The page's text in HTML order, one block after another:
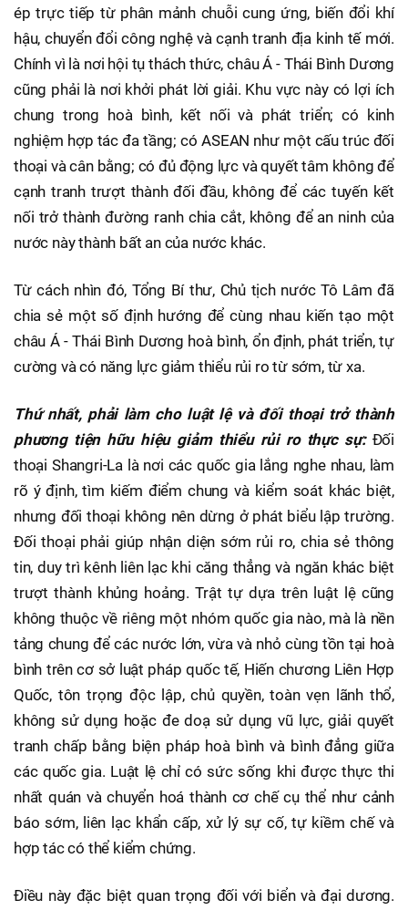
ép trực tiếp từ phân mảnh chuỗi cung ứng, biến đổi khí
hậu, chuyển đổi công nghệ và cạnh tranh địa kinh tế mới.
Chính vì là nơi hội tụ thách thức, châu Á - Thái Bình Dương
cũng phải là nơi khởi phát lời giải. Khu vực này có lợi ích
chung trong hoà bình, kết nối và phát triển; có kinh
nghiệm hợp tác đa tầng; có ASEAN như một cấu trúc đối
thoại và cân bằng; có đủ động lực và quyết tâm không để
cạnh tranh trượt thành đối đầu, không để các tuyến kết
nối trở thành đường ranh chia cắt, không để an ninh của
nước này thành bất an của nước khác.
Từ cách nhìn đó, Tổng Bí thư, Chủ tịch nước Tô Lâm đã
chia sẻ một số định hướng để cùng nhau kiến tạo một
châu Á - Thái Bình Dương hoà bình, ổn định, phát triển, tự
cường và có năng lực giảm thiểu rủi ro từ sớm, từ xa.
Thứ nhất, phải làm cho luật lệ và đối thoại trở thành
phương tiện hữu hiệu giảm thiểu rủi ro thực sự:Đối
thoại Shangri-La là nơi các quốc gia lắng nghe nhau, làm
rõ ý định, tìm kiếm điểm chung và kiểm soát khác biệt,
nhưng đối thoại không nên dừng ở phát biểu lập trường.
Đối thoại phải giúp nhận diện sớm rủi ro, chia sẻ thông
tin, duy trì kênh liên lạc khi căng thẳng và ngăn khác biệt
trượt thành khủng hoảng. Trật tự dựa trên luật lệ cũng
không thuộc về riêng một nhóm quốc gia nào, mà là nền
tảng chung để các nước lớn, vừa và nhỏ cùng tồn tại hoà
bình trên cơ sở luật pháp quốc tế, Hiến chương Liên Hợp
Quốc, tôn trọng độc lập, chủ quyền, toàn vẹn lãnh thổ,
không sử dụng hoặc đe doạ sử dụng vũ lực, giải quyết
tranh chấp bằng biện pháp hoà bình và bình đẳng giữa
các quốc gia. Luật lệ chỉ có sức sống khi được thực thi
nhất quán và chuyển hoá thành cơ chế cụ thể như cảnh
báo sớm, liên lạc khẩn cấp, xử lý sự cố, tự kiềm chế và
hợp tác có thể kiểm chứng.
Điều này đặc biệt quan trọng đối với biển và đại dương.